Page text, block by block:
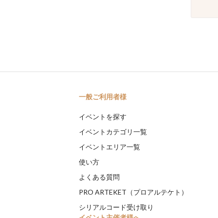
一般ご利用者様
イベントを探す
イベントカテゴリ一覧
イベントエリア一覧
使い方
よくある質問
PRO ARTEKET（プロアルテケト）
シリアルコード受け取り